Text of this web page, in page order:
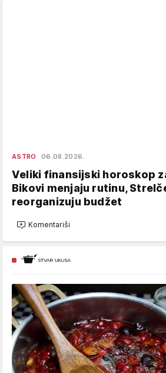
ASTRO 06.08.2026.
Veliki finansijski horoskop
Bikovi menjaju rutinu,
reorganizuju budžet
Komentariši